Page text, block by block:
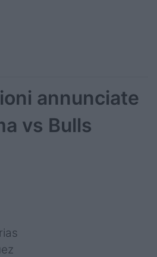
annunciate
vs Bulls